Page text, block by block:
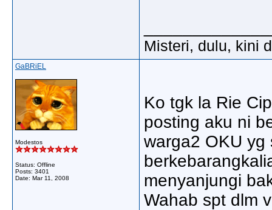
Misteri, dulu, kini
GaBRiEL
Modestos
Status: Offline
Posts: 3401
Date: Mar 11, 2008
Ko tgk la Rie
posting aku ni
warga2 OKU yg
menyanjungi
Wahab spt dlm